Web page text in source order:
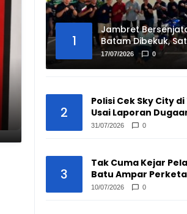
1
Jambret
Batam Dibekuk,
Buron
17/07/2026 0
2
Polisi Cek Sky City
Usai Laporan
Hasilnya
31/07/2026 0
3
Tak Cuma Kejar
Batu Ampar
Pengawasan
10/07/2026 0